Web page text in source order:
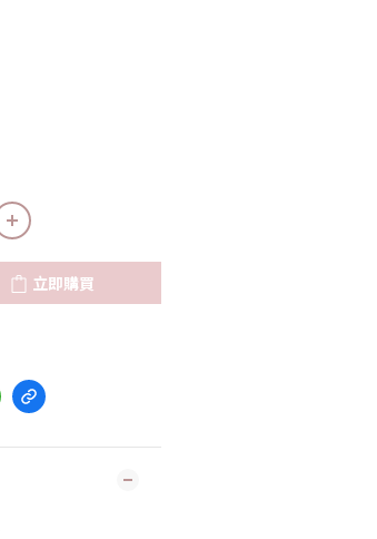
立即購買